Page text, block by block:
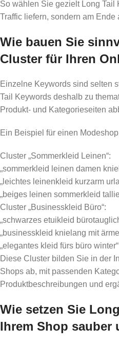
So wählen Sie gezielt Long Tail
Traffic liefern, sondern am
Wie bauen Sie
Cluster für Ihren
Einzelne Keywords sind selten
Tail Keywords deshalb zu
Produkt- und Kategorieseiten
Ein Beispiel für einen
Cluster „Sommerkleid Leinen“:
„sommerkleid leinen damen
„leichtes leinenkleid kurzarm
„beiges leinen sommerkleid
Cluster „Businesskleid Büro“:
„schwarzes etuikleid
„businesskleid knielang mit
„elegantes kleid fürs büro winter“
Diese Cluster bilden Sie in der
Shops ab, mit passenden
Produktbeschreibungen und
Wie setzen Sie
Ihrem Shop sauber